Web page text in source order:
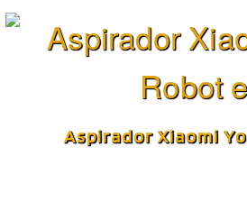
Aspirador Xiaomi